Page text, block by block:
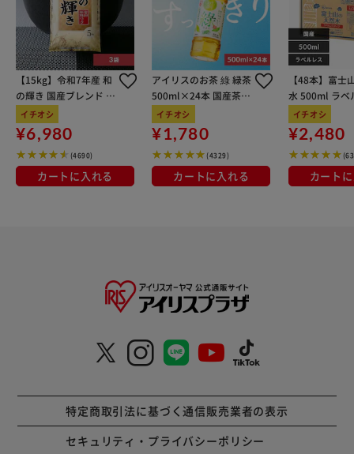
【15kg】令和7年産 和
の輝き 国産ブレンド 5
kg×3袋
イチオシ
¥6,980
(4690)
カートに入れる
アイリスのお茶 綠 緑茶
500ml×24本 国産茶葉
100％使用
イチオシ
¥1,780
(4329)
カートに入れる
【48本】富士
水 500ml ラベ
イチオシ
¥2,480
カート
特定商取引法に基づく通信販売業者の表示
セキュリティ・プライバシーポリシー